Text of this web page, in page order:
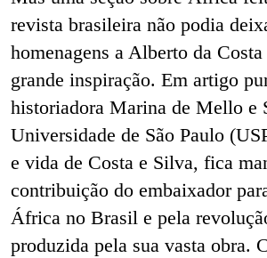
revista brasileira não podia
homenagens a Alberto da
grande inspiração. Em artigo
historiadora Marina de Mello e
Universidade de São Paulo
e vida de Costa e Silva, fica
contribuição do embaixador
África no Brasil e pela
produzida pela sua vasta obra.